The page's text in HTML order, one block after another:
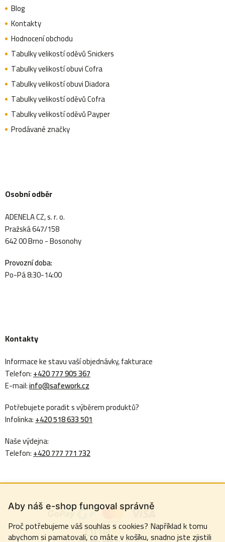
Aby náš e-shop fungoval správně
Proč potřebujeme váš souhlas s cookies? Například k tomu
abychom si pamatovali, co máte v košíku, snadno jste zjistili
Blog
Kontakty
Hodnocení obchodu
Tabulky velikostí oděvů Snickers
Tabulky velikostí obuvi Cofra
Tabulky velikostí obuvi Diadora
Tabulky velikostí oděvů Cofra
Tabulky velikostí oděvů Payper
Prodávané značky
Osobní odběr
ADENELA CZ, s. r. o.
Pražská 647/158
642 00 Brno - Bosonohy
Provozní doba:
Po-Pá 8:30-14:00
Kontakty
Informace ke stavu vaší objednávky, fakturace
Telefon:+420 777 905 367
E-mail:info@safework.cz
Potřebujete poradit s výběrem produktů?
Infolinka:+420 518 633 501
Naše výdejna:
Telefon:+420 777 771 732